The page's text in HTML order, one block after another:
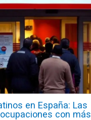
en España: Las
con más